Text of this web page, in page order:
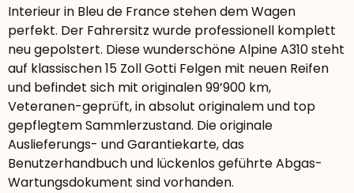
Interieur in Bleu de France stehen dem Wagen
perfekt. Der Fahrersitz wurde professionell komplett
neu gepolstert. Diese wunderschöne Alpine A310 steht
auf klassischen 15 Zoll Gotti Felgen mit neuen Reifen
und befindet sich mit originalen 99’900 km,
Veteranen-geprüft, in absolut originalem und top
gepflegtem Sammlerzustand. Die originale
Auslieferungs- und Garantiekarte, das
Benutzerhandbuch und lückenlos geführte Abgas-
Wartungsdokument sind vorhanden.